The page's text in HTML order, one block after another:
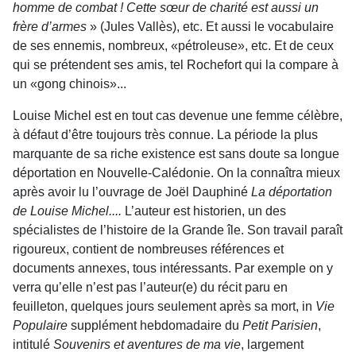
homme de combat ! Cette sœur de charité est aussi un
frère d’armes » (Jules Vallès), etc. Et aussi le vocabulaire
de ses ennemis, nombreux, «pétroleuse», etc. Et de ceux
qui se prétendent ses amis, tel Rochefort qui la compare à
un «gong chinois»...
Louise Michel est en tout cas devenue une femme célèbre,
à défaut d’être toujours très connue. La période la plus
marquante de sa riche existence est sans doute sa longue
déportation en Nouvelle-Calédonie. On la connaîtra mieux
après avoir lu l’ouvrage de Joël Dauphiné La déportation
de Louise Michel.... L’auteur est historien, un des
spécialistes de l’histoire de la Grande île. Son travail paraît
rigoureux, contient de nombreuses références et
documents annexes, tous intéressants. Par exemple on y
verra qu’elle n’est pas l’auteur(e) du récit paru en
feuilleton, quelques jours seulement après sa mort, in Vie
Populaire supplément hebdomadaire du Petit Parisien,
intitulé Souvenirs et aventures de ma vie, largement